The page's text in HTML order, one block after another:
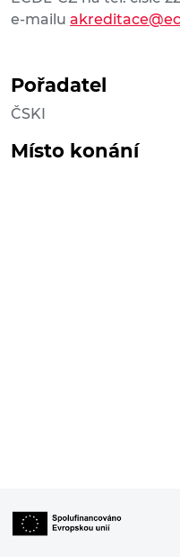
e-mailu
Pořadatel
ČSKI
Místo konání